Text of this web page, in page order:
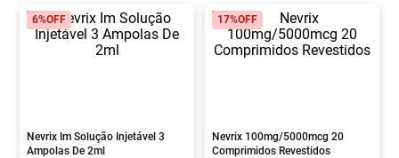
6%OFF
Nevrix Im Solução Injetável 3
Ampolas De 2ml
17%OFF
Nevrix 100mg/5000mcg 20
Comprimidos Revestidos
5º Fralda G
Desodorante
9 º Pampers Confort Sec